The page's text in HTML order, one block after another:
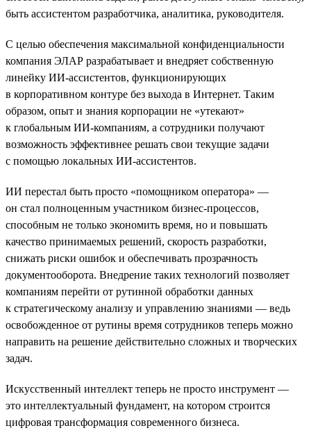
быть ассистентом разработчика, аналитика, руководителя.
С целью обеспечения максимальной конфиденциальности
компания ЭЛАР разрабатывает и внедряет собственную
линейку ИИ-ассистентов, функционирующих
в корпоративном контуре без выхода в Интернет. Таким
образом, опыт и знания корпорации не «утекают»
к глобальным ИИ-компаниям, а сотрудники получают
возможность эффективнее решать свои текущие задачи
с помощью локальных ИИ-ассистентов.
ИИ перестал быть просто «помощником оператора» —
он стал полноценным участником бизнес-процессов,
способным не только экономить время, но и повышать
качество принимаемых решений, скорость разработки,
снижать риски ошибок и обеспечивать прозрачность
документооборота. Внедрение таких технологий позволяет
компаниям перейти от рутинной обработки данных
к стратегическому анализу и управлению знаниями — ведь
освобожденное от рутины время сотрудников теперь можно
направить на решение действительно сложных и творческих
задач.
Искусственный интеллект теперь не просто инструмент —
это интеллектуальный фундамент, на котором строится
цифровая трансформация современного бизнеса.